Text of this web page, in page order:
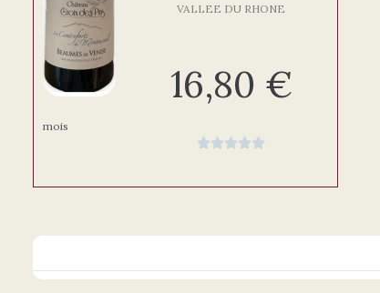
mois
VALLEE DU RHONE
16,80 €
